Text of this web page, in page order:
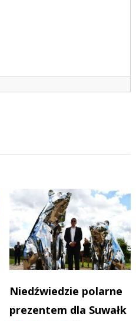
Niedźwiedzie polarne
prezentem dla Suwałk